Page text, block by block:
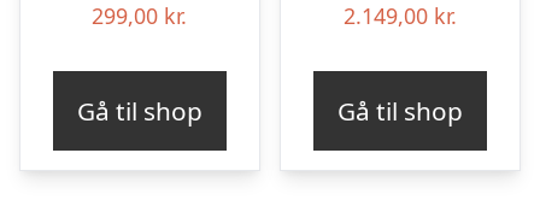
299,00 kr.
Gå til shop
2.149,00 kr.
Gå til shop